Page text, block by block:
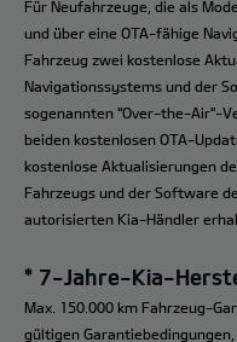
Für Neufahrzeuge, die als
und über eine OTA-fähige
Fahrzeug zwei kostenlose
Navigationssystems und der
sogenannten "Over-the-Air"-
beiden kostenlosen OTA-
kostenlose Aktualisierungen
Fahrzeugs und der Software
autorisierten Kia-Händler
* 7-Jahre-Kia-
Max. 150.000 km Fahrzeug-
gültigen